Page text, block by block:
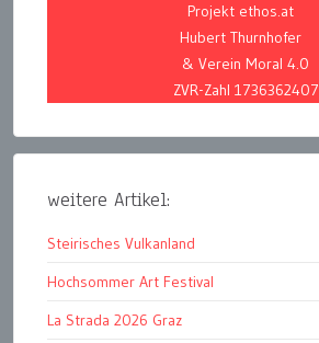
Projekt ethos.at
Hubert Thurnhofer
& Verein Moral 4.0
ZVR-Zahl 1736362407
weitere Artikel:
Steirisches Vulkanland
Hochsommer Art Festival
La Strada 2026 Graz